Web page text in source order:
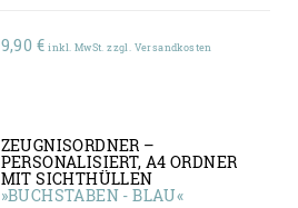
9,90 € inkl. MwSt. zzgl. Versandkosten
ZEUGNISORDNER –
PERSONALISIERT, A4 ORDNER
MIT SICHTHÜLLEN
»BUCHSTABEN - BLAU«